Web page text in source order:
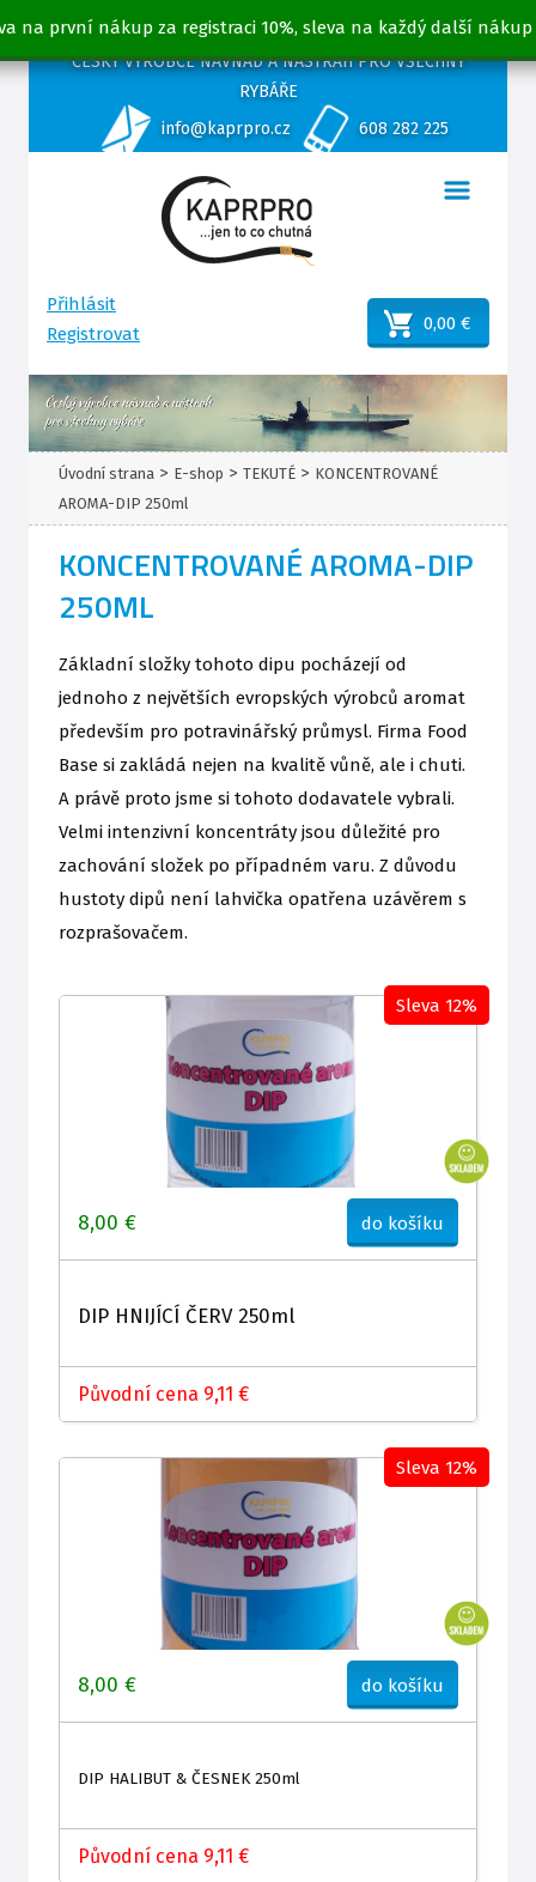
na první nákup za registraci 10%, sleva na každý další nákup
ČESKÝ VÝROBCE NÁVNAD A NÁSTRAH PRO VŠECHNY
RYBÁŘE
info@kaprpro.cz
608 282 225
Přihlásit
Registrovat
0,00 €
Úvodní strana > E-shop > TEKUTÉ > KONCENTROVANÉ
AROMA-DIP 250ml
KONCENTROVANÉ AROMA-DIP
250ML
Základní složky tohoto dipu pocházejí od
jednoho z největších evropských výrobců aromat
především pro potravinářský průmysl. Firma Food
Base si zakládá nejen na kvalitě vůně, ale i chuti.
A právě proto jsme si tohoto dodavatele vybrali.
Velmi intenzivní koncentráty jsou důležité pro
zachování složek po případném varu. Z důvodu
hustoty dipů není lahvička opatřena uzávěrem s
rozprašovačem.
8,00 € do košíku
DIP HNIJÍCÍ ČERV 250ml
Původní cena 9,11 €
Sleva 12%
8,00 € do košíku
DIP HALIBUT & ČESNEK 250ml
Původní cena 9,11 €
Sleva 12%